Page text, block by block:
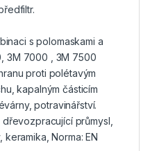
s polomaskami a
3M 7000 , 3M 7500
proti polétavým
kapalným částicím
potravinářství.
průmysl,
Norma: EN